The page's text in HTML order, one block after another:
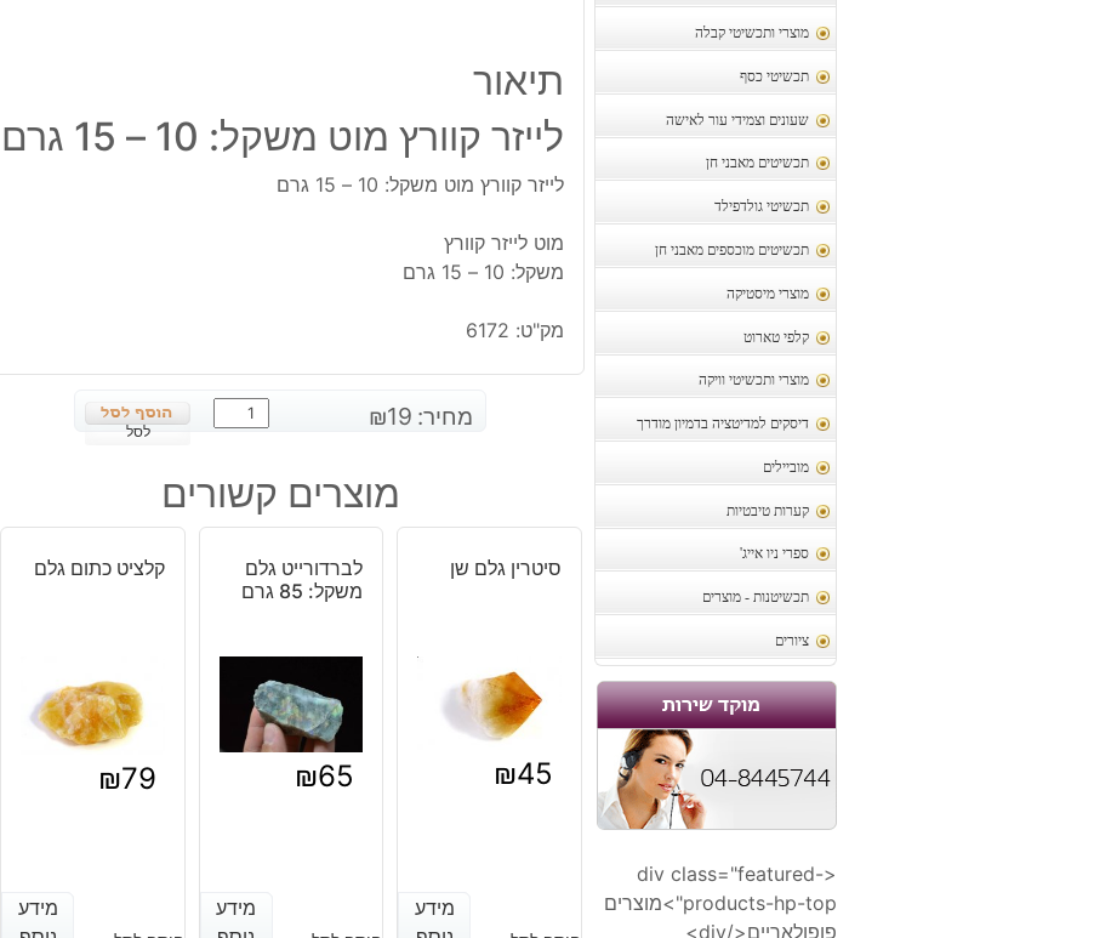
מוצרי ותכשיטי קבלה
תכשיטי כסף
שעונים וצמידי עור לאישה
תכשיטים מאבני חן
תכשיטי גולדפילד
תכשיטים מוכספים מאבני חן
מוצרי מיסטיקה
קלפי טארוט
מוצרי ותכשיטי וויקה
דיסקים למדיטציה בדמיון מודרך
מוביילים
קערות טיבטיות
ספרי ניו אייג'
תכשיטנות - מוצרים
ציורים
<div class="featured-
products-hp-top">מוצרים
פופולאריים</div>
תיאור
לייזר קוורץ מוט משקל: 10 – 15 גרם
לייזר קוורץ מוט משקל: 10 – 15 גרם
מוט לייזר קוורץ
משקל: 10 – 15 גרם
מק"ט: 6172
מחיר: ₪19
כמות
של
קוורץ
מוט
10
לסל
מוצרים קשורים
סיטרין גלם שן
₪45
מידע
מידע
לברדורייט גלם
משקל: 85 גרם
₪65
מידע
מידע
קלציט כתום גלם
₪79
מידע
מידע